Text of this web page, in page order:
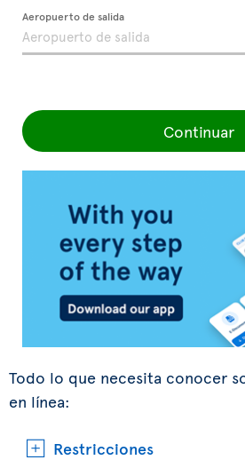
Aeropuerto de salida
Continuar
Todo lo que necesita conocer
en línea:
Restricciones